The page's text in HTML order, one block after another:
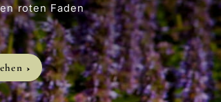
teile ich die Pflanzen, die
pflegeleicht und
Für mehr Summen